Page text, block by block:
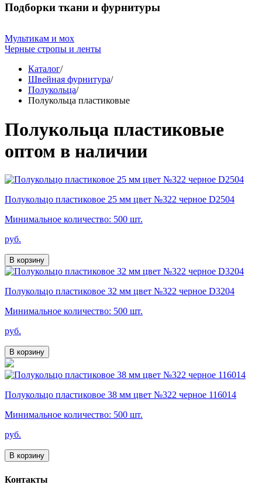
Подборки ткани и фурнитуры
Мультикам и мох
Черные стропы и ленты
Каталог/
Швейная фурнитура/
Полукольца/
Полукольца пластиковые
Полукольца пластиковые
оптом в наличии
Полукольцо пластиковое 25 мм цвет №322 черное D2504
Минимальное количество: 500 шт.
руб.
В корзину
Полукольцо пластиковое 32 мм цвет №322 черное D3204
Минимальное количество: 500 шт.
руб.
В корзину
Полукольцо пластиковое 38 мм цвет №322 черное 116014
Минимальное количество: 500 шт.
руб.
В корзину
Контакты